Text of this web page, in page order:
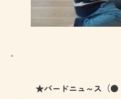
。
★バードニュ～ス（●